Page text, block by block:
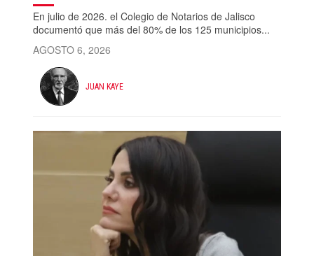
En julio de 2026. el Colegio de Notarios de Jalisco
documentó que más del 80% de los 125 municipios...
AGOSTO 6, 2026
JUAN KAYE